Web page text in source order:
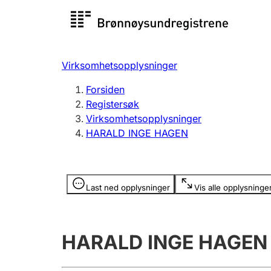
Registersøk
Registrere, endre, slette
Virksomhetsopplysninger
Forsiden
Registersøk
Virksomhetsopplysninger
HARALD INGE HAGEN
Last ned opplysninger Vis alle
Opplysninger er skjult
HARALD INGE HAGEN